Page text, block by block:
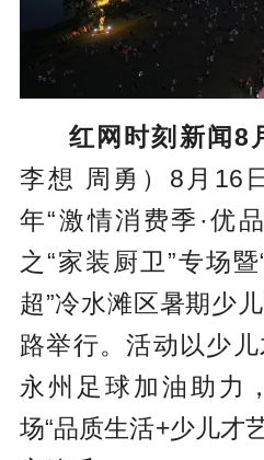
红网时刻新闻8
李想 周勇）8月16
年“激情消费季·优
之“家装厨卫”专场
超”冷水滩区暑期少
路举行。活动以少
永州足球加油助力
场“品质生活+少儿才